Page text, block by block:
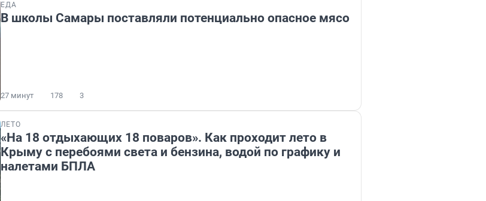
ЕДА
В школы Самары поставляли потенциально опасное мясо
27 минут 178 3
ЛЕТО
«На 18 отдыхающих 18 поваров». Как проходит лето в
Крыму с перебоями света и бензина, водой по графику и
налетами БПЛА